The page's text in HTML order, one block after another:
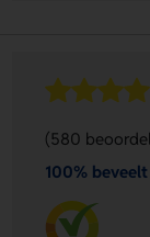
(580
100%